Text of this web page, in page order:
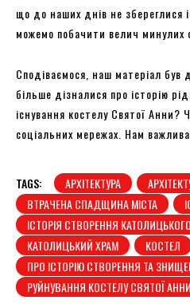
що до наших днів не збереглися
можемо побачити велич минулих
Сподіваємося, наш матеріал був
більше дізналися про історію
існування костелу Святої Анни?
соціальних мережах. Нам
TAGS: АРХІТЕКТУРА
ВТРАЧЕНА СПАДЩИНА МІСТА
ІСТОРІЯ СТВОРЕННЯ
КАТОЛИЦЬКИЙ ХРАМ
КОСТЕЛ
ПРО ІСТОРІЮ СТВОРЕННЯ ТА
РУЙНУВАННЯ КОСТЕЛУ СВЯТОЇ АННИ